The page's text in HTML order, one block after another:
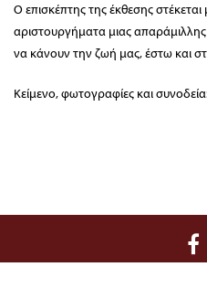
Ο επισκέπτης της έκθεσης
αριστουργήματα μιας
να κάνουν την ζωή μας, έστω και
Κείμενο, φωτογραφίες και